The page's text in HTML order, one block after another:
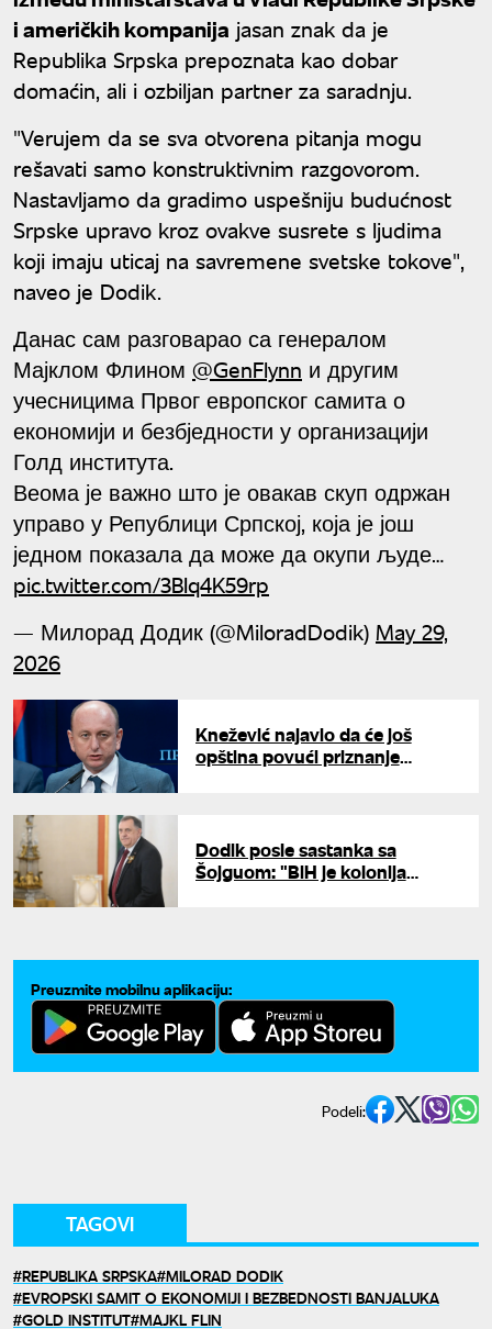
i američkih kompanija jasan znak da je
Republika Srpska prepoznata kao dobar
domaćin, ali i ozbiljan partner za saradnju.
"Verujem da se sva otvorena pitanja mogu
rešavati samo konstruktivnim razgovorom.
Nastavljamo da gradimo uspešniju budućnost
Srpske upravo kroz ovakve susrete s ljudima
koji imaju uticaj na savremene svetske tokove",
naveo je Dodik.
Данас сам разговарао са генералом
Мајклом Флином @GenFlynn и другим
учесницима Првог европског самита о
економији и безбједности у организацији
Голд института.
Веома је важно што је овакав скуп одржан
управо у Републици Српској, која је још
једном показала да може да окупи људе…
pic.twitter.com/3BIq4K59rp
— Милорад Додик (@MiloradDodik) May 29,
2026
Knežević najavio da će još
opština povući priznanje
Dodik posle sastanka sa
Šojguom: "BiH je kolonija
Preuzmite mobilnu aplikaciju:
Podeli:
TAGOVI
REPUBLIKA SRPSKA MILORAD DODIK
EVROPSKI SAMIT O EKONOMIJI I BEZBEDNOSTI BANJALUKA
GOLD INSTITUT MAJKL FLIN